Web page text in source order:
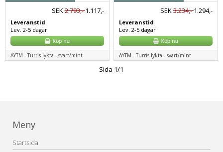
SEK2.793,-1.117,-
Leveranstid
Lev. 2-5 dagar
AYTM - Turris lykta - svart/mint
SEK3.234,-1.294,-
Leveranstid
Lev. 2-5 dagar
AYTM - Turris lykta - svart/mint
Sida 1/1
Meny
Startsida